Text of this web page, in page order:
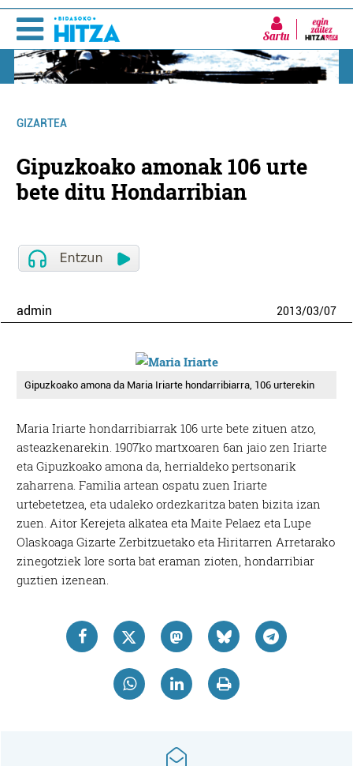
Sartu
GIZARTEA
Gipuzkoako amonak 106 urte
bete ditu Hondarribian
admin 2013/03/07
Gipuzkoako amona da Maria Iriarte hondarribiarra, 106 urterekin
Maria Iriarte hondarribiarrak 106 urte bete zituen atzo,
asteazkenarekin. 1907ko martxoaren 6an jaio zen Iriarte
eta Gipuzkoako amona da, herrialdeko pertsonarik
zaharrena. Familia artean ospatu zuen Iriarte
urtebetetzea, eta udaleko ordezkaritza baten bizita izan
zuen. Aitor Kerejeta alkatea eta Maite Pelaez eta Lupe
Olaskoaga Gizarte Zerbitzuetako eta Hiritarren Arretarako
zinegotziek lore sorta bat eraman zioten, hondarribiar
guztien izenean.